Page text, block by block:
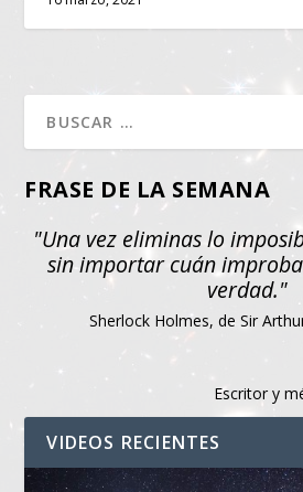
FRASE DE LA SEMANA
"Una vez eliminas lo
sin importar cuán
verdad."
Sherlock Holmes, de Sir
Escritor y
VIDEOS RECIENTES